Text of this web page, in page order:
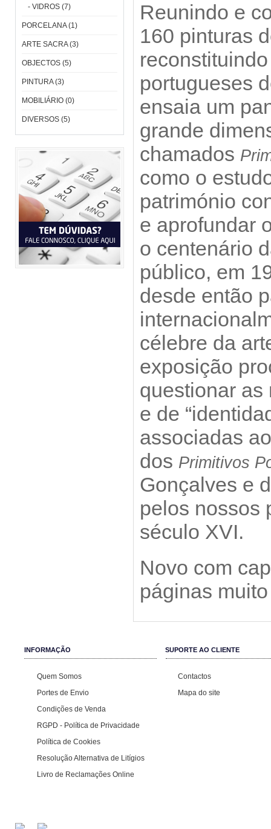
- VIDROS (7)
PORCELANA (1)
ARTE SACRA (3)
OBJECTOS (5)
PINTURA (3)
MOBILIÁRIO (0)
DIVERSOS (5)
Reunindo e
160 pinturas
portugueses
ensaia um
grande
chamados
como o
património
e aprofundar
o centenário
público, em
desde então
célebre da
exposição
questionar as
e de
associadas
dos Primitivos
Gonçalves e
pelos nossos
século XVI.
Novo com
páginas
INFORMAÇÃO
Quem Somos
Portes de Envio
Condições de Venda
RGPD - Política de Privacidade
Política de Cookies
Resolução Alternativa de Litígios
Livro de Reclamações Online
SUPORTE AO CLIENTE
Contactos
Mapa do site